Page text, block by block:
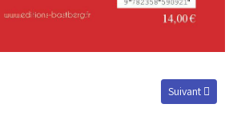
le passionné des écharpes Article suivant :
Suivant